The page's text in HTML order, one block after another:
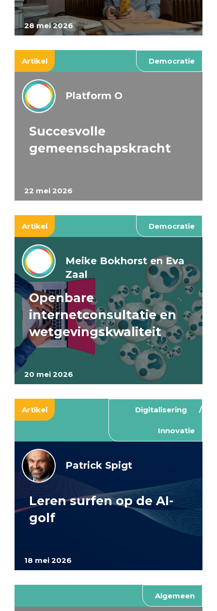
28 mei 2026
Artikel Democratie
22 mei 2026
Platform O
Succesvolle
gemeenschapskracht
Artikel Democratie
20 mei 2026
Meike Bokhorst en Eva
Zaal
Openbare
internetconsultatie en
wetgevingskwaliteit
Artikel Digitalisering
Innovatie
18 mei 2026
Patrick Spigt
Leren surfen op de AI-
golf
Algemeen